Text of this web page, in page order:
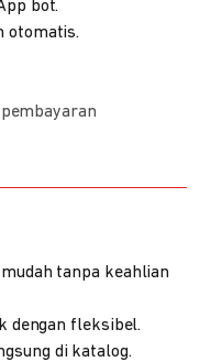
bot.
otomatis.
tanpa keahlian
dengan fleksibel.
di katalog.